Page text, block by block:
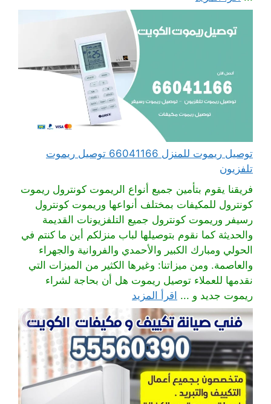
توصيل ريموت للمنزل 66041166 توصيل ريموت
تلفزيون
فريقنا يقوم بتأمين جميع أنواع الريموت كونترول ريموت
كونترول للمكيفات بمختلف أنواعها وريموت كونترول
رسيفر وريموت كونترول جميع التلفزيونات القديمة
والحديثة كما نقوم بتوصيلها لباب منزلكم أين ما كنتم في
الحولي ومبارك الكبير والأحمدي والفروانية والجهراء
والعاصمة. ومن ميزاتنا: وغيرها الكثير من الميزات التي
نقدمها للعملاء توصيل ريموت هل أن بحاجة لشراء
ريموت جديد و ... اقرأ المزيد